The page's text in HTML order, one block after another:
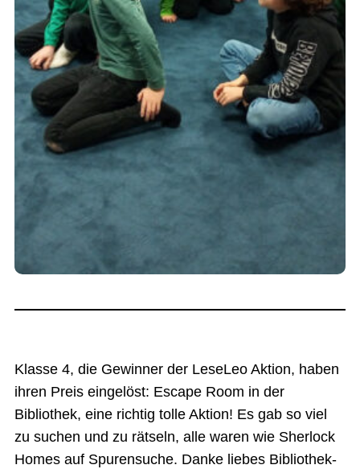
Klasse 4, die Gewinner der LeseLeo Aktion, haben
ihren Preis eingelöst: Escape Room in der
Bibliothek, eine richtig tolle Aktion! Es gab so viel
zu suchen und zu rätseln, alle waren wie Sherlock
Homes auf Spurensuche. Danke liebes Bibliothek-